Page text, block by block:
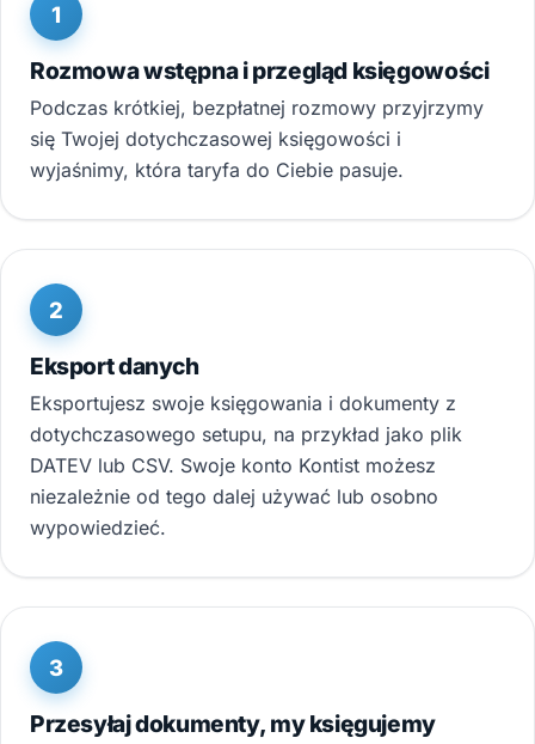
1
Rozmowa wstępna i przegląd księgowości
Podczas krótkiej, bezpłatnej rozmowy przyjrzymy
się Twojej dotychczasowej księgowości i
wyjaśnimy, która taryfa do Ciebie pasuje.
2
Eksport danych
Eksportujesz swoje księgowania i dokumenty z
dotychczasowego setupu, na przykład jako plik
DATEV lub CSV. Swoje konto Kontist możesz
niezależnie od tego dalej używać lub osobno
wypowiedzieć.
3
Przesyłaj dokumenty, my księgujemy